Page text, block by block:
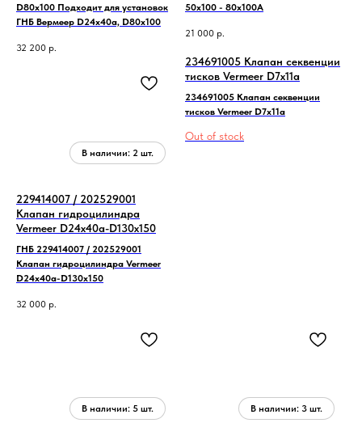
D80x100 Подходит для установок
ГНБ Вермеер D24x40a, D80x100
32 200 р.
50х100 - 80х100А
21 000 р.
229414007 / 202529001
Клапан гидроцилиндра
Vermeer D24x40a-D130x150
ГНБ 229414007 / 202529001
Клапан гидроцилиндра Vermeer
D24x40a-D130x150
32 000 р.
234691005 Клапан секвенции
тисков Vermeer D7x11a
234691005 Клапан секвенции
тисков Vermeer D7x11a
Out of stock